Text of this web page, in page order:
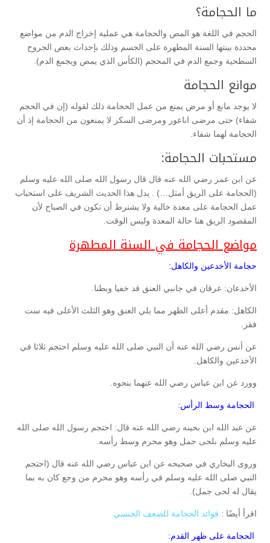
ما الحجامة؟
الحجم في اللغة هو المص والحجامة هي عملية إخراج الدم من مواضع
محددة بينتها السنة المطهرة على الجسم وذلك بإحداث بعض الجروح
السطحية وجمع الدم في المحجم (الكأس الذي يمص ويجمع الدم).
موانع الحجامة
لا يوجد مانع أو مرض يمنع من عمل الحجامة ذلك لقوله (إن في الحجم
شفاء) حتى مرضى اناعور ومرضى السكر لا يمنعون من الحجامة إذ أن
الحجامة لهما شفاء.
مستحبات الحجامة:
عن ابن عمر رضي الله عنه قال قال رسول الله صلى الله عليه وسلم
(الحجامة على الريق أمثل…) . يدل هذا الحديث الشريف على استحباب
عمل الحجامة على معدة خالية ولا يشترط أن تكون في الصباح لأن
المقصود الريق هنا حالة المعدة وليس الوقت.
مواضع الحجامة في السنة المطهرة
حجامة الأخدعين والكاهل:
الأخدعان: عرقان في جانبي العنق قد خفيا وبطنا.
الكاهل: مقدم أعلى الظهر مما يلي العنق وهو الثلث الأعلى فيه ست
فقر.
عن أنس رضي الله عنه أن النبي صلى الله عليه وسلم احتجم ثلاثا في
الأخدعين والكاهل.
وورد عن ابن عباس رضي الله عنهما بنحوه.
الحجامة وسط الرأس:
عن عبد الله ابن بحينه رضي الله عنه قال: احتجم رسول الله صلى الله
عليه وسلم بلحى جمل وهو محرم وسط رأسه.
وروى البخاري في صحيحه عن ابن عباس رضي الله عنه قال (احتجم
النبي صلى الله عليه وسلم في رأسه وهو محرم من وجع كان به بما
يقال له لحى جمل).
اقرأ أيضًا : فوائد الحجامة للضعف الجنسي
الحجامة على ظهر القدم: